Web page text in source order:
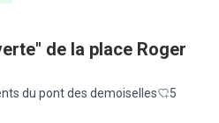
de la place Roger
du pont des demoiselles
5